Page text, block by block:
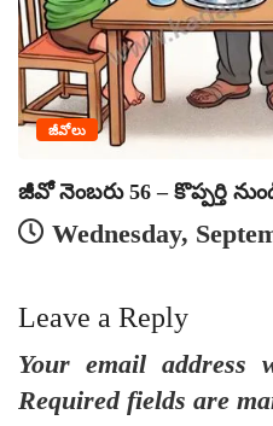
జీవోలు
జీవో నెంబరు 56 – కొప్పర్తి
Wednesday,
Leave a Reply
Your email address
Required fields are